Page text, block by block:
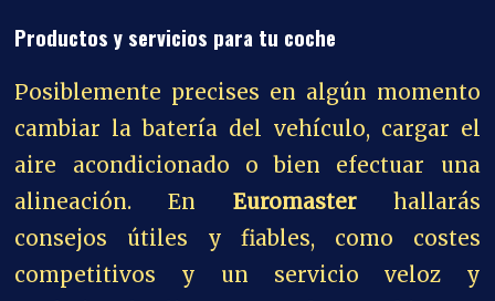
Productos y servicios para tu coche
Posiblemente precises en algún momento
cambiar la batería del vehículo, cargar el
aire acondicionado o bien efectuar una
alineación. En Euromasterhallarás
consejos útiles y fiables, como costes
competitivos y un servicio veloz y